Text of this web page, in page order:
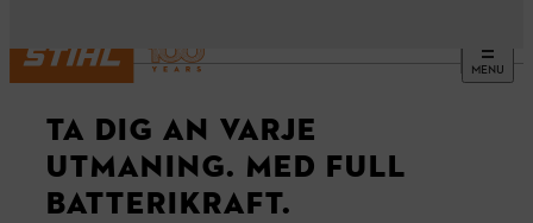
MENU
TA DIG AN VARJE
UTMANING. MED FULL
BATTERIKRAFT.